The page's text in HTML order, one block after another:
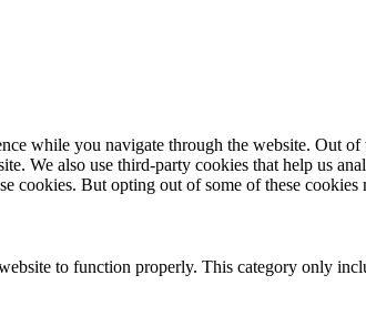
while you navigate through the website. Out
We also use third-party cookies that help us
cookies. But opting out of some of these
to function properly. This category only